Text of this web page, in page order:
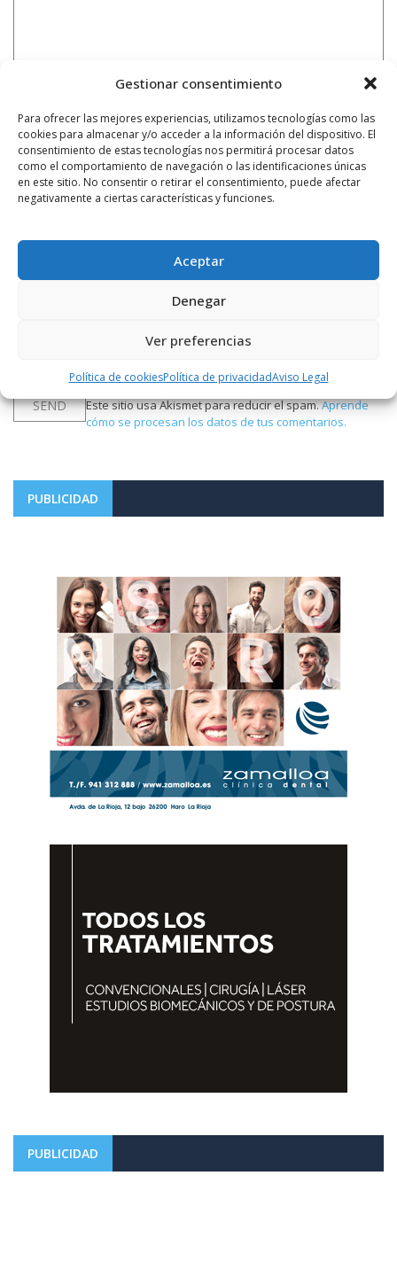
Gestionar consentimiento
Para ofrecer las mejores experiencias, utilizamos tecnologías como las
cookies para almacenar y/o acceder a la información del dispositivo. El
consentimiento de estas tecnologías nos permitirá procesar datos
como el comportamiento de navegación o las identificaciones únicas
en este sitio. No consentir o retirar el consentimiento, puede afectar
negativamente a ciertas características y funciones.
Aceptar
Denegar
Ver preferencias
Política de cookiesPolítica de privacidadAviso Legal
Notificarme vía correo electrónico cuando el comentario sea
Este sitio usa Akismet para reducir el spam.Aprende
cómo se procesan los datos de tus comentarios.
PUBLICIDAD
PUBLICIDAD